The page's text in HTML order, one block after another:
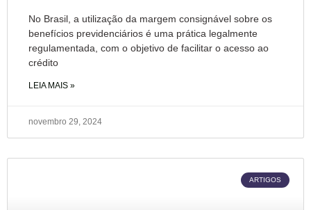
No Brasil, a utilização da margem consignável sobre os
benefícios previdenciários é uma prática legalmente
regulamentada, com o objetivo de facilitar o acesso ao
crédito
LEIA MAIS »
novembro 29, 2024
ARTIGOS